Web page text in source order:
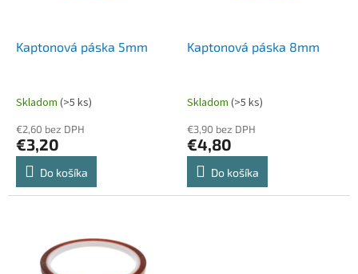
Kaptonová páska 5mm
Skladom (>5 ks)
€2,60 bez DPH
€3,20
Do košíka
Kaptonová páska 8mm
Skladom (>5 ks)
€3,90 bez DPH
€4,80
Do košíka